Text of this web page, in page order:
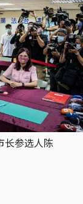
长参选人陈